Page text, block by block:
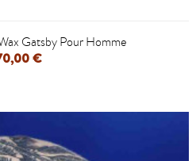
Gatsby Pour Homme
€